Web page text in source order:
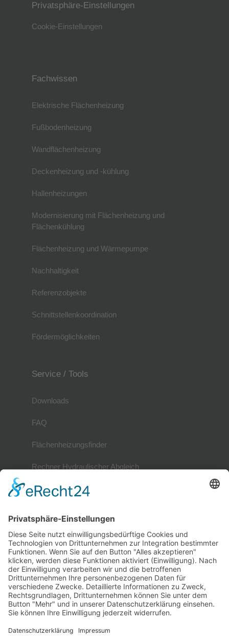
Privatsphäre-Einstellungen
Cookie-Einstellungen
Fachwissen
Elektrische Flächenheizung
Fußbodenheizung
Wandflächenheizung
Deckenheizung und -kühlung
Hallenheizungen
Modernisierung mit Flächenheizung und
Flächenkühlung
Flächenheizung und Wärmepumpe
Nachhaltigkeit
Referenzobjekte
Schnittstellenkoordination
Fördermöglichkeiten
Service / Tools
Downloads
FAQ
Flächenheizungsfinder
Rechner Hydraulischer Abgleich
Mitglieder
Mitgliederverzeichnis
Referenzobjekte
Mitglied werden
Mitglieder-Login